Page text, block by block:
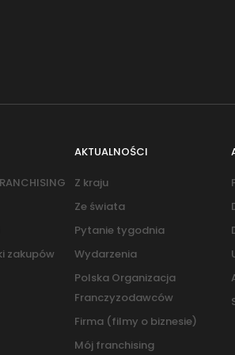
zakupów
AKTUALNOŚCI
Z kraju
Ze świata
Pytanie tygodnia
Wydarzenia
Polska Organizacja
Franczyzodawców
Firma (filmy o biznesie)
Mój franchising